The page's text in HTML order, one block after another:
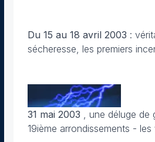
Du 15 au 18 avril 2003 :
sécheresse, les premiers
31 mai 2003 , une déluge de
19ième arrondissements -